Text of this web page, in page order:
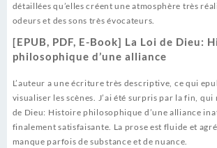
détaillées qu’elles créent une atmosphère très
odeurs et des sons très évocateurs.
[EPUB, PDF, E-Book] La Loi de Dieu:
philosophique d’une alliance
L’auteur a une écriture très descriptive, ce qui
visualiser les scènes. J’ai été surpris par la fin, qui
de Dieu: Histoire philosophique d’une alliance
finalement satisfaisante. La prose est fluide et
manque parfois de substance et de nuance.